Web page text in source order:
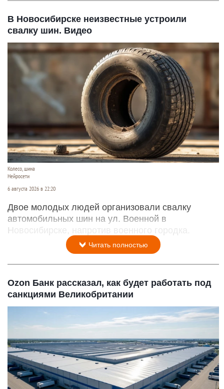
В Новосибирске неизвестные устроили
свалку шин. Видео
Колесо, шина
Нейросети
6 августа 2026 в 22:20
Двое молодых людей организовали свалку
автомобильных шин на ул. Военной в
Новосибирске, напротив военного городка.
Читать полностью
Ozon Банк рассказал, как будет работать под
санкциями Великобритании